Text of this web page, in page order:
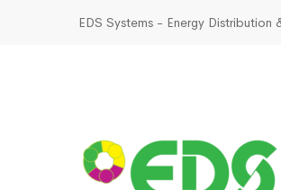
EDS Systems - Energy Distribution